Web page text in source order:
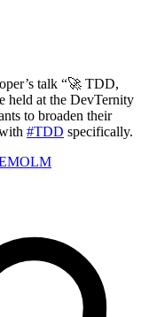
talk “🚀 TDD,
held at the DevTernity
to broaden their
#TDD specifically.